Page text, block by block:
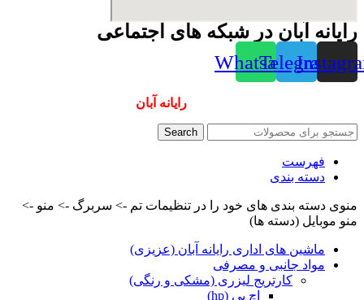
رایانه آبان در شبکه های اجتماعی
Telegram
Whatsapp
رایانه آبان
Search
فهرست
دسته بندی
منوی دسته بندی های خود را در تنظیمات تم -> سربرگ -> منو ->
منو موبایل (دسته ها)
ماشین های اداری رایانه آبان (عزیزی)
مواد جانبی و مصرفی
کارتریج لیزری (مشکی و رنگی)
اچ پی (hp)